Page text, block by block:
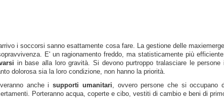
i soccorsi sanno esattamente cosa fare. La gestione delle
E' un ragionamento freddo, ma statisticamente più
in base alla loro gravità. Si devono purtroppo tralasciare le
dolorosa sia la loro condizione, non hanno la priorità.
anche isupporti umanitari, ovvero persone che si
Porteranno acqua, coperte e cibo, vestiti di cambio e beni di